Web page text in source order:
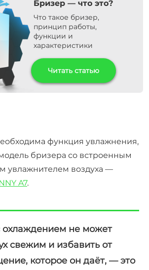
Бризер — что это?
Что такое бризер,
принцип работы,
функции и
характеристики
Читать статью
функция увлажнения,
бризера со встроенным
увлажнителем воздуха —
A7.
охлаждением не может
свежим и избавить от
которое он даёт, — это